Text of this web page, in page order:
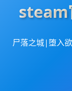
steam
尸落之城|堕入